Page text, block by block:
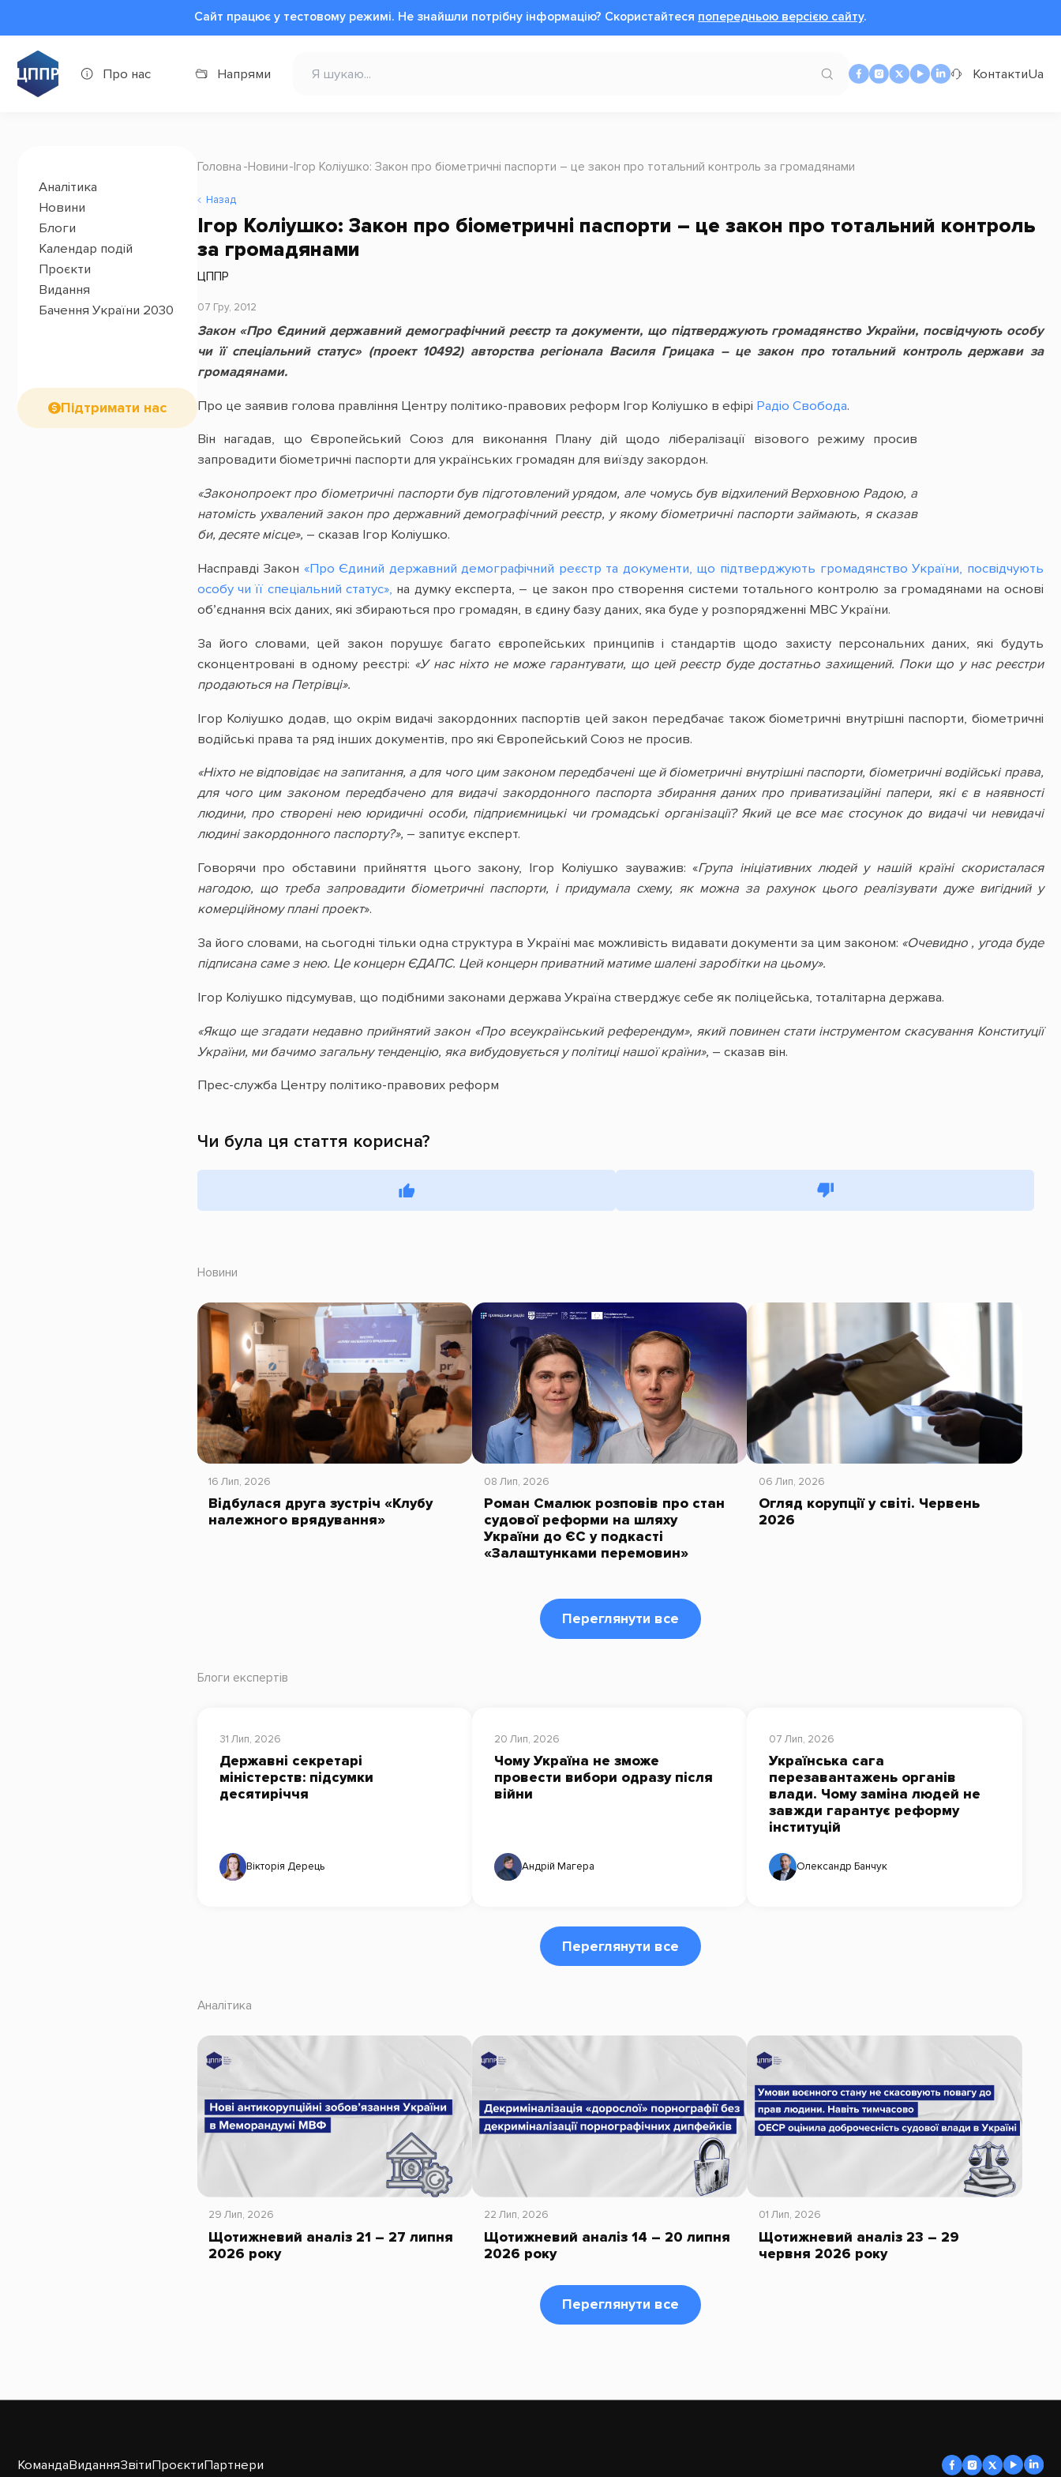
Сайт працює у тестовому режимі. Не знайшли потрібну інформацію? Cкористайтеся попередньою версією сайту.
Про нас Напрями КонтактиUa
Аналітика
Новини
Блоги
Календар подій
Проєкти
Видання
Бачення України 2030
Підтримати нас
Головна Новини Ігор Коліушко: Закон про біометричні паспорти – це закон про тотальний контроль за громадянами
Назад
Ігор Коліушко: Закон про біометричні паспорти – це закон про тотальний контроль
за громадянами
ЦППР
07 Гру, 2012
Закон «Про Єдиний державний демографічний реєстр та документи, що підтверджують громадянство України, посвідчують особу
чи її спеціальний статус» (проект 10492) авторства регіонала Василя Грицака – це закон про тотальний контроль держави за
громадянами.
Про це заявив голова правління Центру політико-правових реформ Ігор Коліушко в ефірі Радіо Свобода.
Він нагадав, що Європейський Союз для виконання Плану дій щодо лібералізації візового режиму просив
запровадити біометричні паспорти для українських громадян для виїзду закордон.
«Законопроект про біометричні паспорти був підготовлений урядом, але чомусь був відхилений Верховною Радою, а
натомість ухвалений закон про державний демографічний реєстр, у якому біометричні паспорти займають, я сказав
би, десяте місце», – сказав Ігор Коліушко.
Насправді Закон «Про Єдиний державний демографічний реєстр та документи, що підтверджують громадянство України, посвідчують
особу чи її спеціальний статус», на думку експерта, – це закон про створення системи тотального контролю за громадянами на основі
об’єднання всіх даних, які збираються про громадян, в єдину базу даних, яка буде у розпорядженні МВС України.
За його словами, цей закон порушує багато європейських принципів і стандартів щодо захисту персональних даних, які будуть
сконцентровані в одному реєстрі: «У нас ніхто не може гарантувати, що цей реєстр буде достатньо захищений. Поки що у нас реєстри
продаються на Петрівці».
Ігор Коліушко додав, що окрім видачі закордонних паспортів цей закон передбачає також біометричні внутрішні паспорти, біометричні
водійські права та ряд інших документів, про які Європейський Союз не просив.
«Ніхто не відповідає на запитання, а для чого цим законом передбачені ще й біометричні внутрішні паспорти, біометричні водійські права,
для чого цим законом передбачено для видачі закордонного паспорта збирання даних про приватизаційні папери, які є в наявності
людини, про створені нею юридичні особи, підприємницькі чи громадські організації? Який це все має стосунок до видачі чи невидачі
людині закордонного паспорту?», – запитує експерт.
Говорячи про обставини прийняття цього закону, Ігор Коліушко зауважив: «Група ініціативних людей у нашій країні скористалася
нагодою, що треба запровадити біометричні паспорти, і придумала схему, як можна за рахунок цього реалізувати дуже вигідний у
комерційному плані проект».
За його словами, на сьогодні тільки одна структура в Україні має можливість видавати документи за цим законом: «Очевидно , угода буде
підписана саме з нею. Це концерн ЄДАПС. Цей концерн приватний матиме шалені заробітки на цьому».
Ігор Коліушко підсумував, що подібними законами держава Україна стверджує себе як поліцейська, тоталітарна держава.
«Якщо ще згадати недавно прийнятий закон «Про всеукраїнський референдум», який повинен стати інструментом скасування Конституції
України, ми бачимо загальну тенденцію, яка вибудовується у політиці нашої країни», – сказав він.
Прес-служба Центру політико-правових реформ
Чи була ця стаття корисна?
Новини
16 Лип, 2026
Відбулася друга зустріч «Клубу
належного врядування»
08 Лип, 2026
Роман Смалюк розповів про стан
судової реформи на шляху
України до ЄС у подкасті
«Залаштунками перемовин»
06 Лип, 2026
Огляд корупції у світі. Червень
2026
Переглянути все
Блоги експертів
31 Лип, 2026
Державні секретарі
міністерств: підсумки
десятиріччя
Вікторія Дерець
20 Лип, 2026
Чому Україна не зможе
провести вибори одразу після
війни
Андрій Магера
07 Лип, 2026
Українська сага
перезавантажень органів
влади. Чому заміна людей не
завжди гарантує реформу
інституцій
Олександр Банчук
Переглянути все
Аналітика
29 Лип, 2026
Щотижневий аналіз 21 – 27 липня
2026 року
22 Лип, 2026
Щотижневий аналіз 14 – 20 липня
2026 року
01 Лип, 2026
Щотижневий аналіз 23 – 29
червня 2026 року
Переглянути все
КомандаВиданняЗвітиПроєктиПартнери